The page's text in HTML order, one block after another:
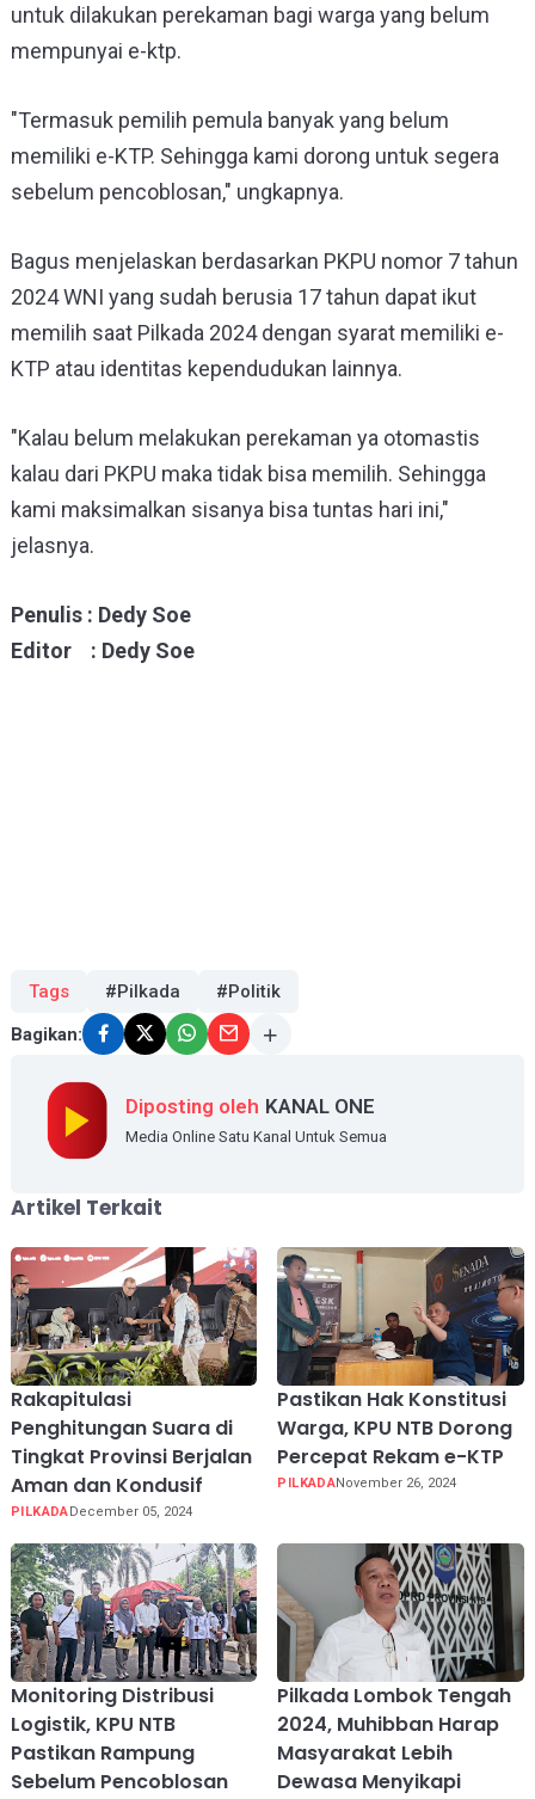
untuk dilakukan perekaman bagi warga yang belum
mempunyai e-ktp.
"Termasuk pemilih pemula banyak yang belum
memiliki e-KTP. Sehingga kami dorong untuk segera
sebelum pencoblosan," ungkapnya.
Bagus menjelaskan berdasarkan PKPU nomor 7 tahun
2024WNI yang sudah berusia 17 tahun dapat ikut
memilih saat Pilkada 2024 dengan syarat memiliki e-
KTP atau identitas kependudukan lainnya.
"Kalau belum melakukan perekaman ya otomastis
kalau dari PKPU maka tidak bisa memilih. Sehingga
kami maksimalkan sisanya bisa tuntas hari ini,"
jelasnya.
Penulis : Dedy Soe
Editor : Dedy Soe
Tags #Pilkada #Politik
Bagikan:
Diposting oleh KANAL ONE
Media Online Satu Kanal Untuk Semua
Artikel Terkait
Rakapitulasi
Penghitungan Suara di
Tingkat Provinsi Berjalan
Aman dan Kondusif
PILKADADecember 05, 2024
Pastikan Hak Konstitusi
Warga, KPU NTB Dorong
Percepat Rekam e-KTP
PILKADANovember 26, 2024
Monitoring Distribusi
Logistik, KPU NTB
Pastikan Rampung
Sebelum Pencoblosan
Pilkada Lombok Tengah
2024, Muhibban Harap
Masyarakat Lebih
Dewasa Menyikapi